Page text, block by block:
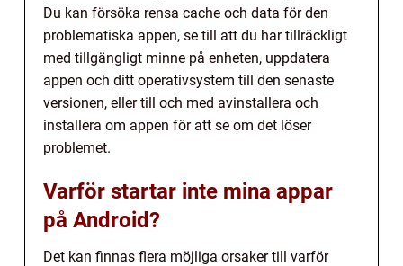
Du kan försöka rensa cache och data för den
problematiska appen, se till att du har tillräckligt
med tillgängligt minne på enheten, uppdatera
appen och ditt operativsystem till den senaste
versionen, eller till och med avinstallera och
installera om appen för att se om det löser
problemet.
Varför startar inte mina appar
på Android?
Det kan finnas flera möjliga orsaker till varför